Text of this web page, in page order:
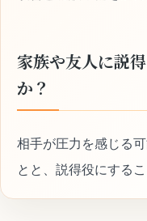
家族や友人に説
か？
相手が圧力を感じる
とと、説得役にする